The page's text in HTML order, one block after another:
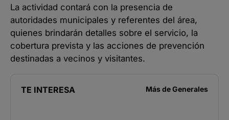
La actividad contará con la presencia de
autoridades municipales y referentes del área,
quienes brindarán detalles sobre el servicio, la
cobertura prevista y las acciones de prevención
destinadas a vecinos y visitantes.
TE INTERESA Más deGenerales